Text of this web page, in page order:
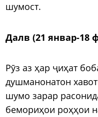
шумост.
Далв (21 январ-18
Рӯз аз ҳар ҷиҳат
душманонатон
шумо зарар
бемориҳои роҳҳои